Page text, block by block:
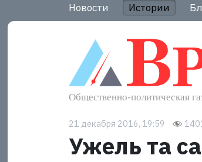
Новости Истории
21 декабря 2016, 19:59
Ужель та